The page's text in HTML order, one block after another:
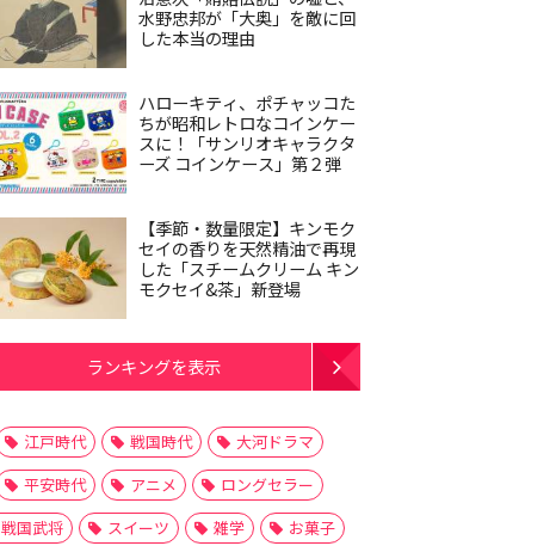
水野忠邦が「大奥」を敵に回
した本当の理由
ハローキティ、ポチャッコた
ちが昭和レトロなコインケー
スに！「サンリオキャラクタ
ーズ コインケース」第２弾
【季節・数量限定】キンモク
セイの香りを天然精油で再現
した「スチームクリーム キン
モクセイ&茶」新登場
ランキングを表示
江戸時代 戦国時代
大河ドラマ
平安時代
アニメ
ロングセラー
戦国武将
スイーツ 雑学
お菓子